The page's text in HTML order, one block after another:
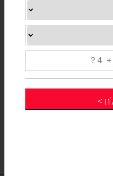
לדתיות
ערב לדתיות , מיטב
בתחום
החנויות והמעצבות של שמלות
לנערות, ולנשים דתיות
>